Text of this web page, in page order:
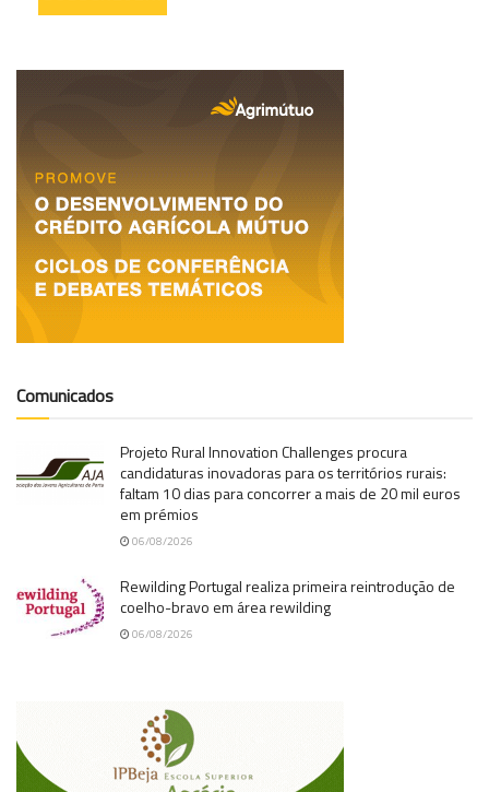
Comunicados
Projeto Rural Innovation Challenges procura
candidaturas inovadoras para os territórios rurais:
faltam 10 dias para concorrer a mais de 20 mil euros
em prémios
06/08/2026
Rewilding Portugal realiza primeira reintrodução de
coelho-bravo em área rewilding
06/08/2026